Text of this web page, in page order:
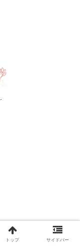
トップ サイドバー